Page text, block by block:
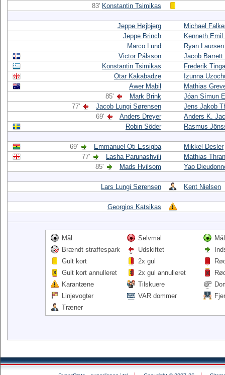
83' Konstantin Tsimikas
Jeppe Højbjerg
Michael
Jeppe Brinch
Kenneth
Marco Lund
Ryan Laursen
Victor Pálsson
Jacob Barrett
Konstantin Tsimikas
Frederik
Otar Kakabadze
Izunna
Awer Mabil
Mathias
85'
Mark Brink
Jóan Símun
77'
Jacob Lungi Sørensen
Jens Jakob
69'
Anders Dreyer
Anders K.
Robin Söder
Rasmus
69' Emmanuel Oti Essigba
Mikkel Desler
77'
Lasha Parunashvili
Mathias
85'
Mads Hvilsom Yao
Lars Lungi Sørensen Kent Nielsen
Georgios Katsikas
Mål Selvmål
Brændt straffespark
Udskiftet
Gult kort
2x gul
Gult kort annulleret
2x gul annulleret
Karantæne
Tilskuere
Linjevogter
VAR dommer
Træner